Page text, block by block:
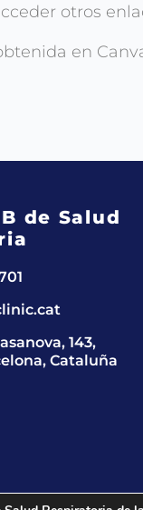
otros
en
de Salud
143,
Cataluña